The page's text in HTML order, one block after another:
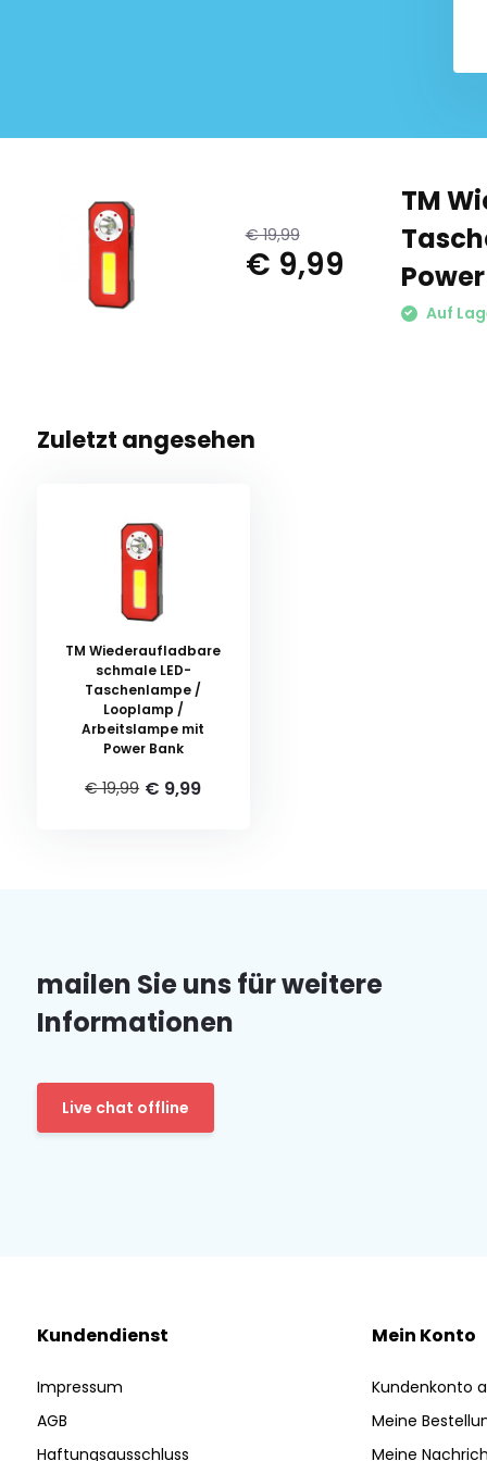
€ 19,99
€ 9,99
TM
Auf
Zuletzt angesehen
TM Wiederaufladbare
schmale LED-
Taschenlampe /
Looplamp /
Arbeitslampe mit
Power Bank
€ 19,99 € 9,99
mailen Sie uns für weitere
Informationen
Live chat offline
Kundendienst
Impressum
AGB
Haftungsausschluss
Mein Konto
Kundenkonto
Meine
Meine